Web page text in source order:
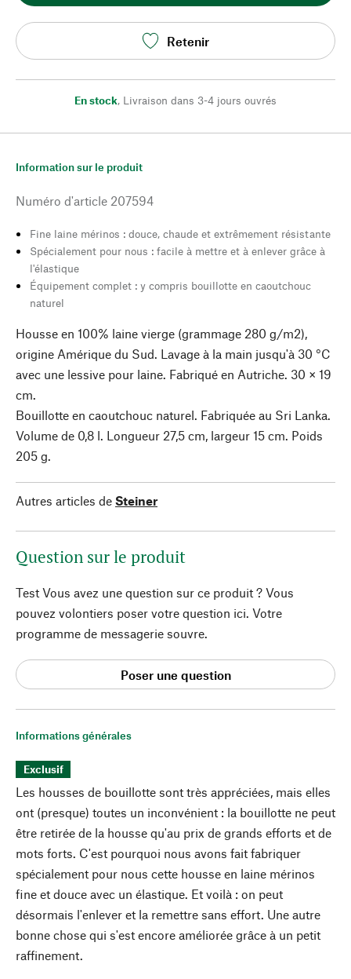
Retenir
En stock, Livraison dans 3-4 jours ouvrés
Informations générales
Exclusif
Les housses de bouillotte sont très appréciées, mais elles
ont (presque) toutes un inconvénient : la bouillotte ne peut
être retirée de la housse qu'au prix de grands efforts et de
mots forts. C'est pourquoi nous avons fait fabriquer
spécialement pour nous cette housse en laine mérinos
fine et douce avec un élastique. Et voilà : on peut
désormais l'enlever et la remettre sans effort. Une autre
bonne chose qui s'est encore améliorée grâce à un petit
raffinement.
Information sur le produit
Numéro d'article 207594
Fine laine mérinos : douce, chaude et extrêmement résistante
Spécialement pour nous : facile à mettre et à enlever grâce à
l'élastique
Équipement complet : y compris bouillotte en caoutchouc
naturel
Housse en 100% laine vierge (grammage 280 g/m2),
origine Amérique du Sud. Lavage à la main jusqu'à 30 °C
avec une lessive pour laine. Fabriqué en Autriche. 30 × 19
cm.
Bouillotte en caoutchouc naturel. Fabriquée au Sri Lanka.
Volume de 0,8 l. Longueur 27,5 cm, largeur 15 cm. Poids
205 g.
Autres articles de Steiner
Question sur le produit
Test Vous avez une question sur ce produit ? Vous
pouvez volontiers poser votre question ici. Votre
programme de messagerie souvre.
Poser une question